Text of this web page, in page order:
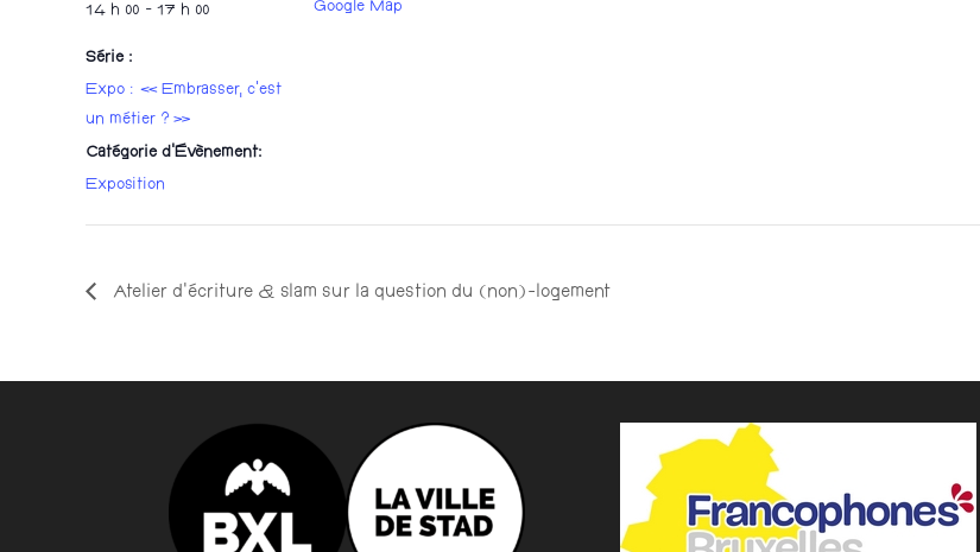
14 h 00 - 17 h 00
Série :
Expo : « Embrasser, c’est
un métier ? »
Catégorie d’Évènement:
Exposition
Google Map
Atelier d’écriture & slam sur la question du (non)-logement